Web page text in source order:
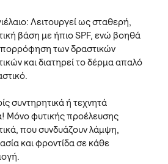
Λειτουργεί ως σταθερή,
βάση με ήπιο SPF, ενώ βοηθά
των δραστικών
και διατηρεί το δέρμα απαλό
συντηρητικά ή τεχνητά
Μόνο φυτικής προέλευσης
που συνδυάζουν λάμψη,
και φροντίδα σε κάθε